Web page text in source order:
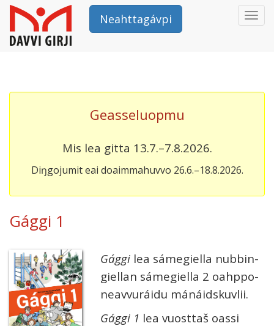
Neahttagávpi
Geasseluopmu
Mis lea gitta 13.7.–7.8.2026.
Diŋgojumit eai doaimmahuvvo 26.6.–18.8.2026.
Gággi 1
Gággi lea sáme­giella nub­bin­
giel­lan sáme­giella 2 oahppo­
neavvu­ráidu mánáid­skuv­lii.
Gággi 1 lea vuost­taš oassi